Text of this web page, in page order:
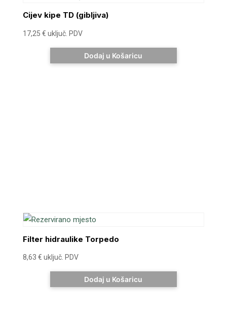
Cijev kipe TD (gibljiva)
17,25 € uključ. PDV
Dodaj u Košaricu
Filter hidraulike Torpedo
8,63 € uključ. PDV
Dodaj u Košaricu